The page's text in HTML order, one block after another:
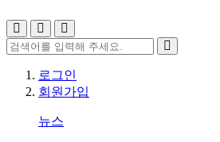
로그인
회원가입
뉴스